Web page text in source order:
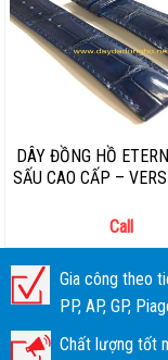
DÂY ĐỒNG HỒ
SẤU CAO CẤP –
Call
Gia công theo
PP, AP, GP,
Chất lượng tốt